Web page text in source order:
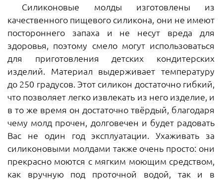
Силиконовые молды изготовлены из
качественного пищевого силикона, они не имеют
постороннего запаха и не несут вреда для
здоровья, поэтому смело могут использоваться
для приготовления детских кондитерских
изделий. Материал выдерживает температуру
до 250 градусов. Этот силикон достаточно гибкий,
что позволяет легко извлекать из него изделие, и
в то же время он достаточно твёрдый, благодаря
чему молд прочен, долговечен и будет радовать
Вас не один год эксплуатации. Ухаживать за
силиконовыми молдами также очень просто: они
прекрасно моются с мягким моющим средством,
как вручную под проточной водой, так и в